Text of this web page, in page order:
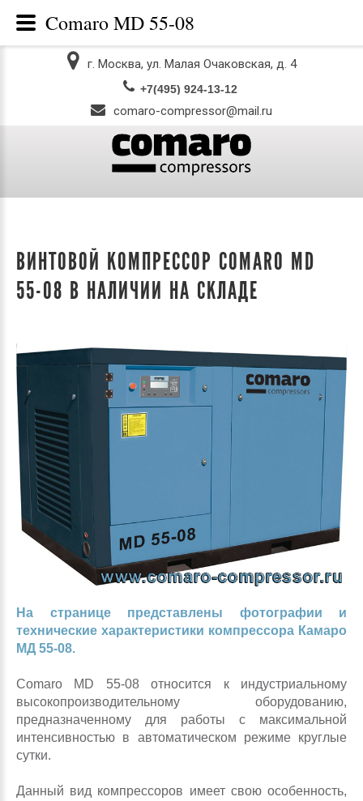
г. Москва, ул. Малая Очаковская, д. 4
comaro-compressor@mail.ru
ВИНТОВОЙ КОМПРЕССОР COMARO MD
55-08 В НАЛИЧИИ НА СКЛАДЕ
На странице представлены фотографии и
технические характеристики компрессора Камаро
МД 55-08.
Comaro MD 55-08 относится к индустриальному
высокопроизводительному оборудованию,
предназначенному для работы с максимальной
интенсивностью в автоматическом режиме круглые
сутки.
Данный вид компрессоров имеет свою особенность,
Comaro MD 55-08